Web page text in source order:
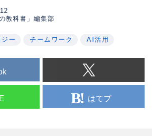
build trust, reliable data, and real
教科書」編集部
ー チームワーク AI活用
はてブ